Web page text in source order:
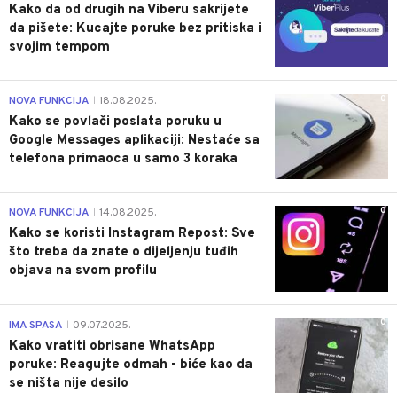
Kako da od drugih na Viberu sakrijete
da pišete: Kucajte poruke bez pritiska i
svojim tempom
0
NOVA FUNKCIJA 18.08.2025.
Kako se povlači poslata poruku u
Google Messages aplikaciji: Nestaće sa
telefona primaoca u samo 3 koraka
0
NOVA FUNKCIJA 14.08.2025.
Kako se koristi Instagram Repost: Sve
što treba da znate o dijeljenju tuđih
objava na svom profilu
0
IMA SPASA 09.07.2025.
Kako vratiti obrisane WhatsApp
poruke: Reagujte odmah - biće kao da
se ništa nije desilo